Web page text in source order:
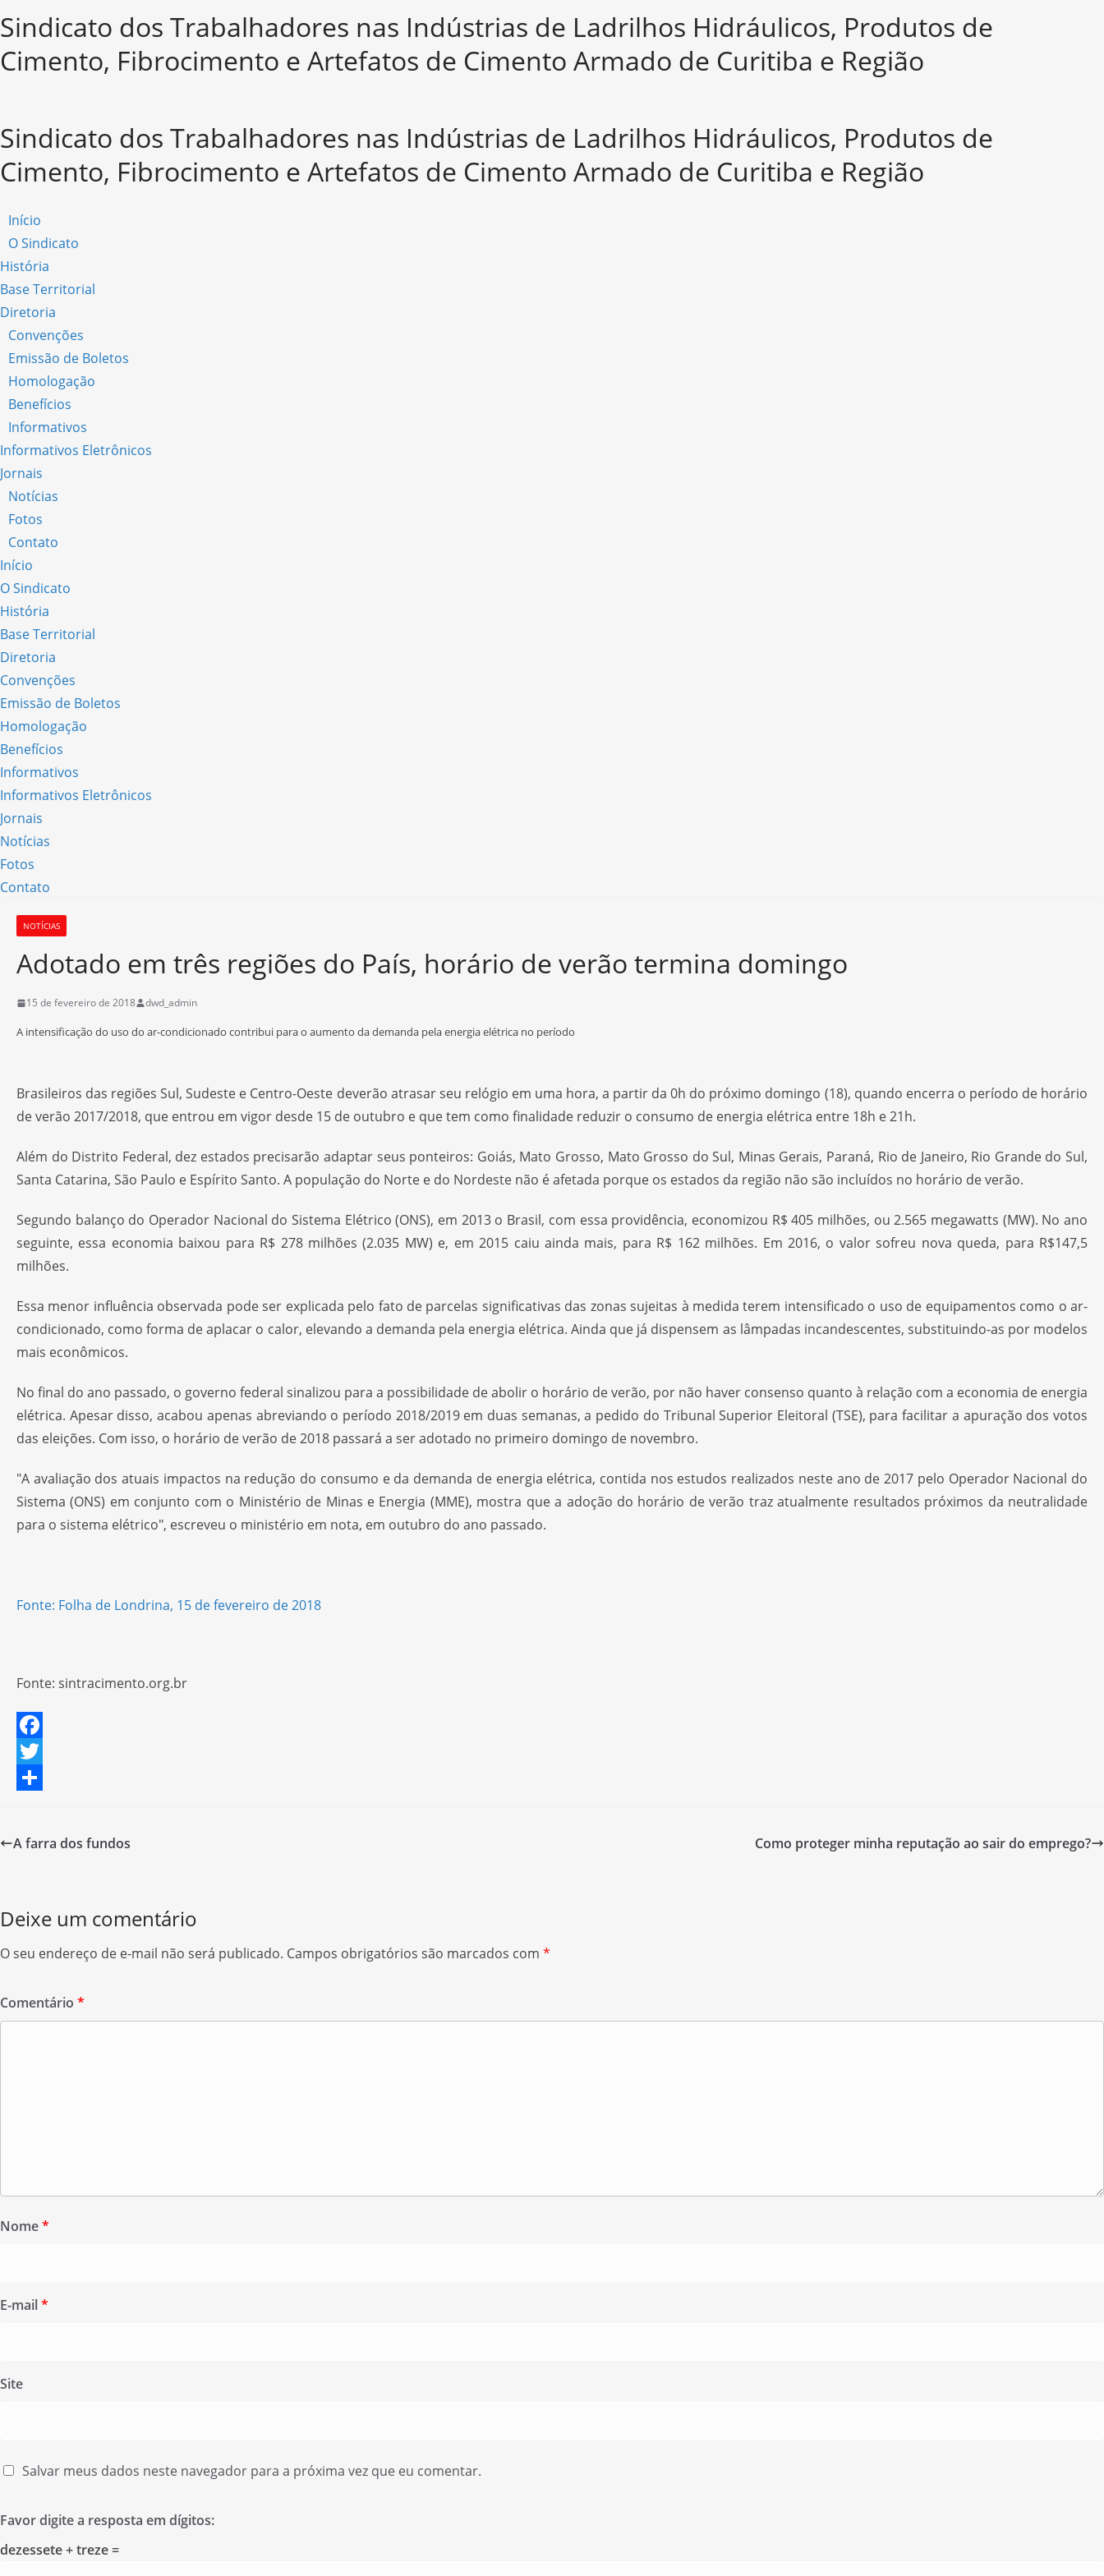
Sindicato dos Trabalhadores nas Indústrias de Ladrilhos Hidráulicos, Produtos de
Cimento, Fibrocimento e Artefatos de Cimento Armado de Curitiba e Região
Sindicato dos Trabalhadores nas Indústrias de Ladrilhos Hidráulicos, Produtos de
Cimento, Fibrocimento e Artefatos de Cimento Armado de Curitiba e Região
Início
O Sindicato
História
Base Territorial
Diretoria
Convenções
Emissão de Boletos
Homologação
Benefícios
Informativos
Informativos Eletrônicos
Jornais
Notícias
Fotos
Contato
Início
O Sindicato
História
Base Territorial
Diretoria
Convenções
Emissão de Boletos
Homologação
Benefícios
Informativos
Informativos Eletrônicos
Jornais
Notícias
Fotos
Contato
NOTÍCIAS
Adotado em três regiões do País, horário de verão termina domingo
15 de fevereiro de 2018 dwd_admin
A intensificação do uso do ar-condicionado contribui para o aumento da demanda pela energia elétrica no período
Brasileiros das regiões Sul, Sudeste e Centro-Oeste deverão atrasar seu relógio em uma hora, a partir da 0h do próximo domingo (18), quando encerra o período de horário
de verão 2017/2018, que entrou em vigor desde 15 de outubro e que tem como finalidade reduzir o consumo de energia elétrica entre 18h e 21h.
Além do Distrito Federal, dez estados precisarão adaptar seus ponteiros: Goiás, Mato Grosso, Mato Grosso do Sul, Minas Gerais, Paraná, Rio de Janeiro, Rio Grande do Sul,
Santa Catarina, São Paulo e Espírito Santo. A população do Norte e do Nordeste não é afetada porque os estados da região não são incluídos no horário de verão.
Segundo balanço do Operador Nacional do Sistema Elétrico (ONS), em 2013 o Brasil, com essa providência, economizou R$ 405 milhões, ou 2.565 megawatts (MW). No ano
seguinte, essa economia baixou para R$ 278 milhões (2.035 MW) e, em 2015 caiu ainda mais, para R$ 162 milhões. Em 2016, o valor sofreu nova queda, para R$147,5
milhões.
Essa menor influência observada pode ser explicada pelo fato de parcelas significativas das zonas sujeitas à medida terem intensificado o uso de equipamentos como o ar-
condicionado, como forma de aplacar o calor, elevando a demanda pela energia elétrica. Ainda que já dispensem as lâmpadas incandescentes, substituindo-as por modelos
mais econômicos.
No final do ano passado, o governo federal sinalizou para a possibilidade de abolir o horário de verão, por não haver consenso quanto à relação com a economia de energia
elétrica. Apesar disso, acabou apenas abreviando o período 2018/2019 em duas semanas, a pedido do Tribunal Superior Eleitoral (TSE), para facilitar a apuração dos votos
das eleições. Com isso, o horário de verão de 2018 passará a ser adotado no primeiro domingo de novembro.
"A avaliação dos atuais impactos na redução do consumo e da demanda de energia elétrica, contida nos estudos realizados neste ano de 2017 pelo Operador Nacional do
Sistema (ONS) em conjunto com o Ministério de Minas e Energia (MME), mostra que a adoção do horário de verão traz atualmente resultados próximos da neutralidade
para o sistema elétrico", escreveu o ministério em nota, em outubro do ano passado.
Fonte: Folha de Londrina, 15 de fevereiro de 2018
Fonte: sintracimento.org.br
F
aT
A farra dos fundos Como proteger minha reputação ao sair do emprego?
Deixe um comentário
O seu endereço de e-mail não será publicado. Campos obrigatórios são marcados com *
Comentário *
Nome*
E-mail*
Site
Salvar meus dados neste navegador para a próxima vez que eu comentar.
Favor digite a resposta em dígitos:
dezessete + treze =